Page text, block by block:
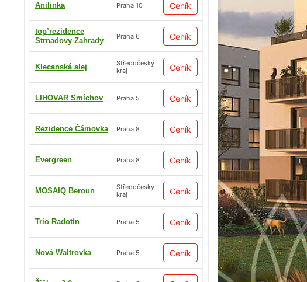
Anilinka Praha 10 Ceník
top’rezidence
Strnadovy Zahrady
Praha 6 Ceník
Klecanská alej
Středočeský
kraj
Ceník
LIHOVAR Smíchov Praha 5 Ceník
Rezidence Čámovka Praha 8 Ceník
Evergreen Praha 8 Ceník
MOSAIQ Beroun
Středočeský
kraj
Ceník
Trio Radotín Praha 5 Ceník
Nová Waltrovka Praha 5 Ceník